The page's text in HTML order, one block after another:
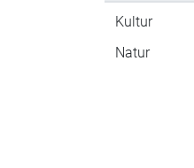
Kultur
Natur